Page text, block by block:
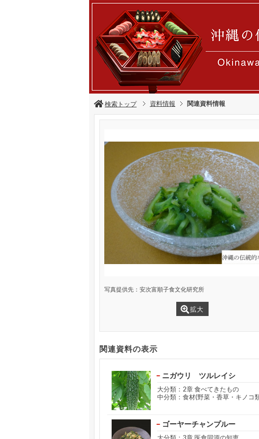
検索トップ 資料情報 関連資料情報
写真提供先：安次富順子食文化研究所
拡大
関連資料の表示
ニガウリ ツルレイシ
大分類：2章 食べてきたもの
中分類：食材(野菜・香草・キノコ
ゴーヤーチャンプルー
大分類：3章 医食同源の知恵